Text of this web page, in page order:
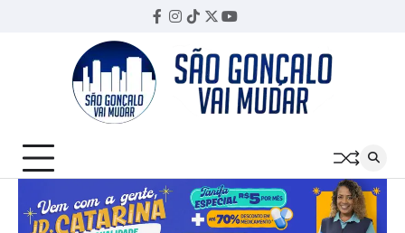
Facebook
Instagram
TikTok
TwitterYouTube